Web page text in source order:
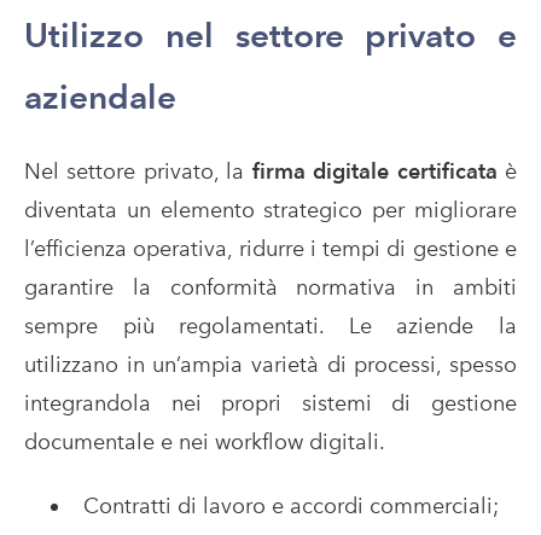
Utilizzo nel settore privato e
aziendale
Nel settore privato, la firma digitale certificata è
diventata un elemento strategico per migliorare
l’efficienza operativa, ridurre i tempi di gestione e
garantire la conformità normativa in ambiti
sempre più regolamentati. Le aziende la
utilizzano in un’ampia varietà di processi, spesso
integrandola nei propri sistemi di gestione
documentale e nei workflow digitali.
Contratti di lavoro e accordi commerciali;